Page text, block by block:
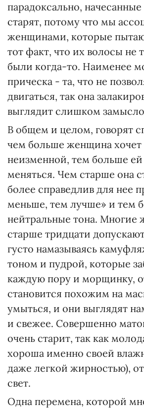
парадоксально,
старят, потому что мы
женщинами, которые
тот факт, что их волосы не
были когда-то. Наименее
прическа - та, что не
двигаться, так она
выглядит слишком
В общем и целом, говорят
чем больше женщина хочет
неизменной, тем больше
меняться. Чем старше она
более справедлив для нее
меньше, тем лучше» и тем
нейтральные тона.
старше тридцати
густо намазываясь
тоном и пудрой, которые
каждую пору и морщинку,
становится похожим на
умыться, и они выглядят
и свежее. Совершенно
очень старит, так как
хороша именно своей
даже легкой жирностью),
свет.
Одна перемена, которой